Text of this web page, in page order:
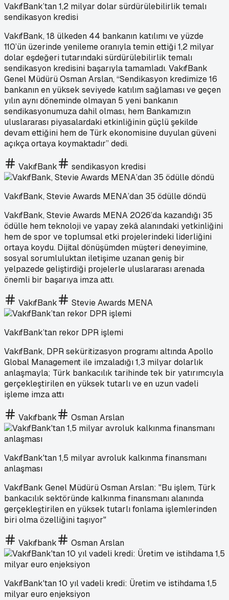
VakıfBank’tan 1,2 milyar dolar sürdürülebilirlik temalı
sendikasyon kredisi
VakıfBank, 18 ülkeden 44 bankanın katılımı ve yüzde
110’ün üzerinde yenileme oranıyla temin ettiği 1,2 milyar
dolar eşdeğeri tutarındaki sürdürülebilirlik temalı
sendikasyon kredisini başarıyla tamamladı. VakıfBank
Genel Müdürü Osman Arslan, “Sendikasyon kredimize 16
bankanın en yüksek seviyede katılım sağlaması ve geçen
yılın aynı döneminde olmayan 5 yeni bankanın
sendikasyonumuza dahil olması, hem Bankamızın
uluslararası piyasalardaki etkinliğinin güçlü şekilde
devam ettiğini hem de Türk ekonomisine duyulan güveni
açıkça ortaya koymaktadır” dedi.
VakıfBank sendikasyon kredisi
VakıfBank, Stevie Awards MENA’dan 35 ödülle döndü
VakıfBank, Stevie Awards MENA 2026’da kazandığı 35
ödülle hem teknoloji ve yapay zekâ alanındaki yetkinliğini
hem de spor ve toplumsal etki projelerindeki liderliğini
ortaya koydu. Dijital dönüşümden müşteri deneyimine,
sosyal sorumluluktan iletişime uzanan geniş bir
yelpazede geliştirdiği projelerle uluslararası arenada
önemli bir başarıya imza attı.
VakıfBank Stevie Awards MENA
VakıfBank’tan rekor DPR işlemi
VakıfBank, DPR seküritizasyon programı altında Apollo
Global Management ile imzaladığı 1,3 milyar dolarlık
anlaşmayla; Türk bankacılık tarihinde tek bir yatırımcıyla
gerçekleştirilen en yüksek tutarlı ve en uzun vadeli
işleme imza attı
Vakıfbank Osman Arslan
VakıfBank'tan 1,5 milyar avroluk kalkınma finansmanı
anlaşması
VakıfBank Genel Müdürü Osman Arslan: "Bu işlem, Türk
bankacılık sektöründe kalkınma finansmanı alanında
gerçekleştirilen en yüksek tutarlı fonlama işlemlerinden
biri olma özelliğini taşıyor"
Vakıfbank Osman Arslan
VakıfBank'tan 10 yıl vadeli kredi: Üretim ve istihdama 1,5
milyar euro enjeksiyon